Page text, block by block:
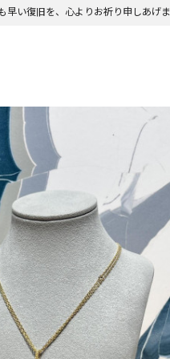
い復旧を、心よりお祈り申しあげま